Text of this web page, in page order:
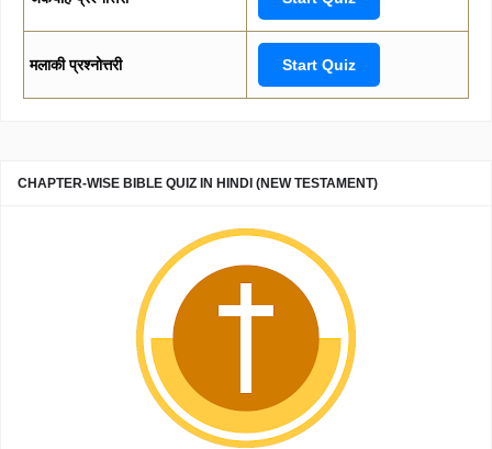
मलाकी प्रश्नोत्तरी Start Quiz
CHAPTER-WISE BIBLE QUIZ IN HINDI (NEW TESTAMENT)